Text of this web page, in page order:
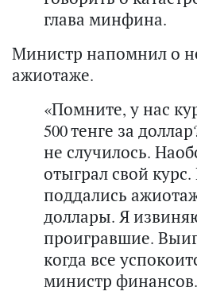
глава минфина.
Министр напомнил о
ажиотаже.
«Помните, у нас
500 тенге за
не случилось.
отыграл свой
поддались
доллары. Я
проигравшие.
когда все
министр финансов.